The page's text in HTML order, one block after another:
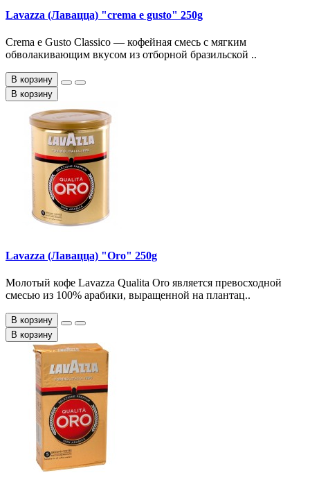
Lavazza (Лавацца) "crema e gusto" 250g
Crema e Gusto Classico — кофейная смесь с мягким
обволакивающим вкусом из отборной бразильской ..
В корзину
В корзину
Lavazza (Лавацца) "Oro" 250g
Молотый кофе Lavazza Qualita Oro является превосходной
смесью из 100% арабики, выращенной на плантац..
В корзину
В корзину